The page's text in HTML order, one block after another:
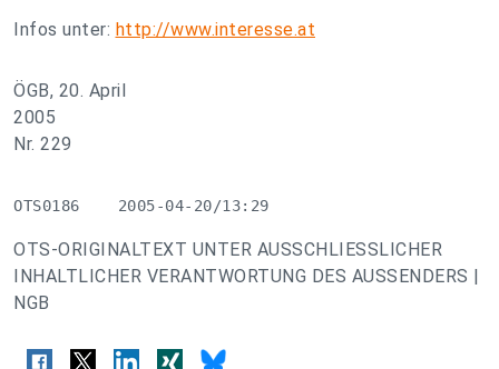
Infos unter: http://www.interesse.at
ÖGB, 20. April
2005
Nr. 229
OTS0186    2005-04-20/13:29
OTS-ORIGINALTEXT UNTER AUSSCHLIESSLICHER
INHALTLICHER VERANTWORTUNG DES AUSSENDERS |
NGB